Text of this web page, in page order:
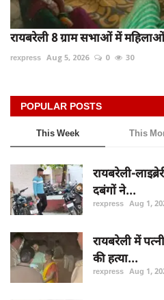
रायबरेली 8 ग्राम सभाओं में
rexpress Aug 5, 2026 0 30
POPULAR POSTS
This Week This
रायबरेली-
दबंगों ने...
rexpress Aug 1,
रायबरेली में
की हत्या...
rexpress Aug 1,